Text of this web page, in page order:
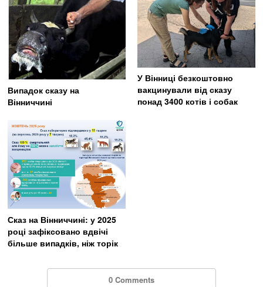
Випадок сказу на
Вінниччині
У Вінниці безкоштовно
вакцинували від сказу
понад 3400 котів і собак
Сказ на Вінниччині: у 2025
році зафіксовано вдвічі
більше випадків, ніж торік
0 Comments